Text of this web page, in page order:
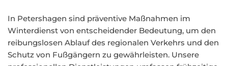
In Petershagen sind präventive Maßnahmen im
Winterdienst von entscheidender Bedeutung, um den
reibungslosen Ablauf des regionalen Verkehrs und den
Schutz von Fußgängern zu gewährleisten. Unsere